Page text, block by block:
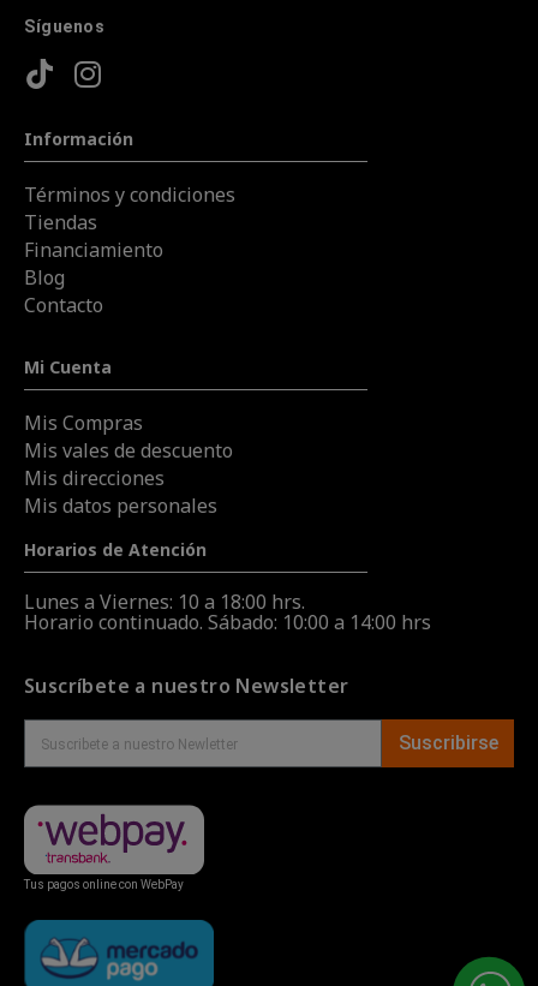
Síguenos
Información
Términos y condiciones
Tiendas
Financiamiento
Blog
Contacto
Mi Cuenta
Mis Compras
Mis vales de descuento
Mis direcciones
Mis datos personales
Horarios de Atención
Lunes a Viernes: 10 a 18:00 hrs.
Horario continuado. Sábado: 10:00 a 14:00 hrs
Suscríbete a nuestro Newsletter
Suscribirse
Tus pagos online con WebPay